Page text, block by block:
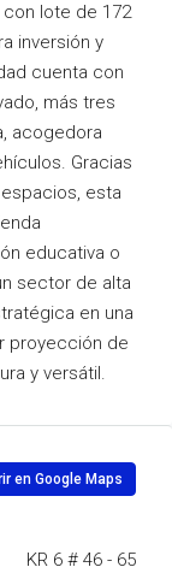
con lote de 172
inversión y
cuenta con
más tres
acogedora
Gracias
esta
educativa o
sector de alta
en una
proyección de
y versátil.
en Google Maps
KR 6 # 46 - 65